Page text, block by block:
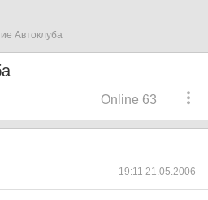
Автоклуба
Online 63
19:11 21.05.2006